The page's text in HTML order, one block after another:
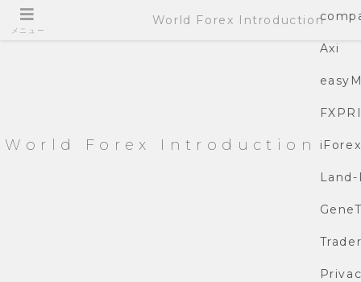
World Forex Introduction
Axi
iForex
Land-
メニュー
World Forex Introduction